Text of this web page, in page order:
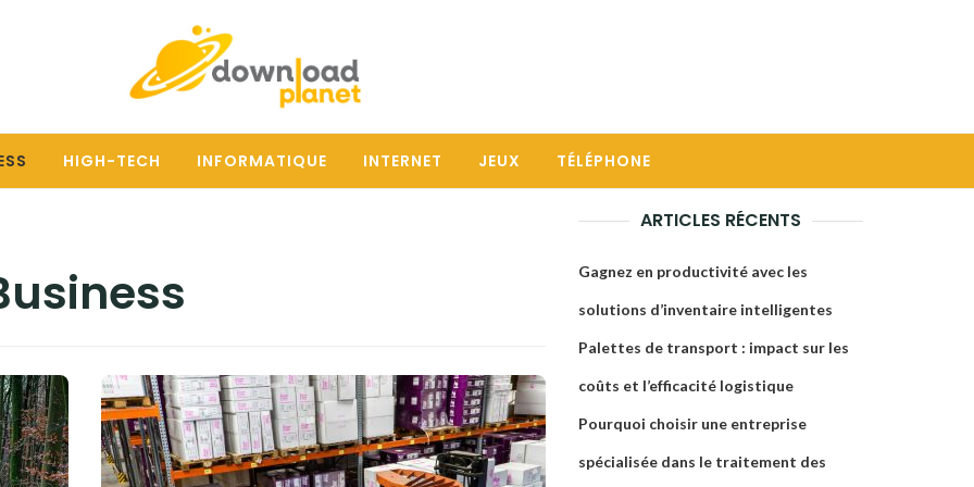
HIGH-TECH INFORMATIQUE INTERNET JEUX TÉLÉPHONE
ARTICLES RÉCENTS
Gagnez en productivité avec les
solutions d’inventaire intelligentes
Palettes de transport : impact sur les
coûts et l’efficacité logistique
Pourquoi choisir une entreprise
spécialisée dans le traitement des